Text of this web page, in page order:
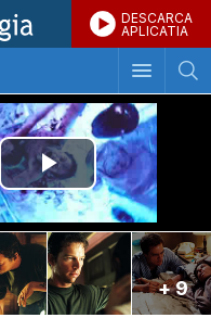
DESCARCA
APLICATIA
+ 9